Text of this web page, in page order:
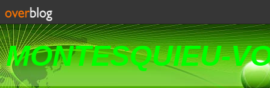
MONTESQUIEU-